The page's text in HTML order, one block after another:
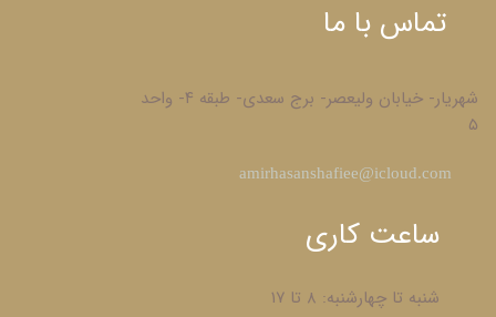
تماس با ما
شهریار- خیابان ولیعصر- برج سعدی- طبقه ۴- واحد
۵
​amirhasanshafiee@icloud.com
ساعت کاری
شنبه تا چهارشنبه: ۸ تا ۱۷